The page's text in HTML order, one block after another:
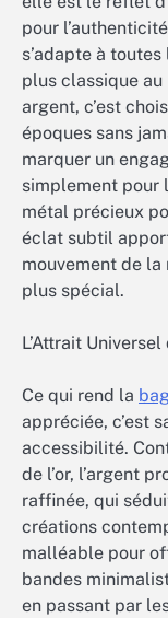
pour
s’adapte à
plus classique au
argent, c’est
époques sans
marquer un
simplement pour
métal précieux
éclat subtil
mouvement de la
plus spécial.
L’Attrait Universel
Ce qui rend la
appréciée, c’est
accessibilité.
de l’or, l’argent
raffinée, qui
créations
malléable pour
bandes
en passant par